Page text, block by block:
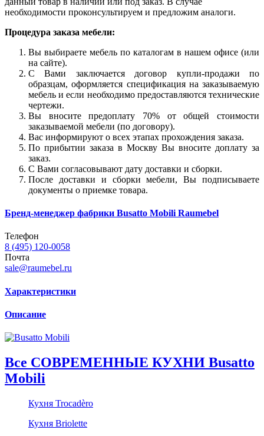
необходимости проконсультируем и предложим аналоги.
Процедура заказа мебели:
Вы выбираете мебель по каталогам в нашем офисе (или
на сайте).
С Вами заключается договор купли-продажи по
образцам, оформляется спецификация на заказываемую
мебель и если необходимо предоставляются технические
чертежи.
Вы вносите предоплату 70% от общей стоимости
заказываемой мебели (по договору).
Вас информируют о всех этапах прохождения заказа.
По прибытии заказа в Москву Вы вносите доплату за
заказ.
С Вами согласовывают дату доставки и сборки.
После доставки и сборки мебели, Вы подписываете
документы о приемке товара.
Бренд-менеджер фабрики Busatto Mobili Raumebel
Телефон
8 (495) 120-0058
Почта
sale@raumebel.ru
Характеристики
Описание
Все СОВРЕМЕННЫЕ КУХНИ Busatto
Mobili
Кухня Trocadèro
Кухня Briolette